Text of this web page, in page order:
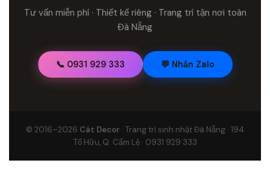
Tư vấn miễn phí · Thiết kế riêng · Trang trí tận nơi toàn
Đà Nẵng
📞 0931 929 333 💬 Nhắn Zalo
© 2016–2026 Cát Decor · Trang trí sinh nhật Đà Nẵng · 194
Tố Hữu, Q. Cẩm Lệ · 0931 929 333